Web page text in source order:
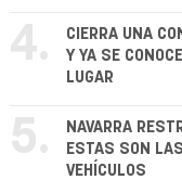
4.
CIERRA UNA
Y YA SE
LUGAR
5.
NAVARRA
ESTAS SON
VEHÍCULOS